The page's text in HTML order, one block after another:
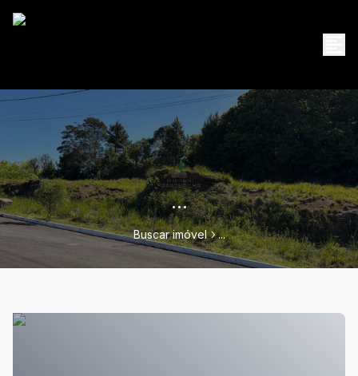
...
Buscar imóvel ...